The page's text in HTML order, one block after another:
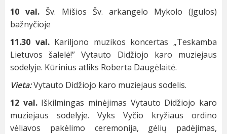
10 val. Šv. Mišios Šv. arkangelo Mykolo (Įgulos)
bažnyčioje
11.30 val.Kariljono muzikos koncertas „Teskamba
Lietuvos šalelė!” Vytauto Didžiojo karo muziejaus
sodelyje. Kūrinius atliks Roberta Daugėlaitė.
Vieta:Vytauto Didžiojo karo muziejaus sodelis.
12 val. Iškilmingas minėjimas Vytauto Didžiojo karo
muziejaus sodelyje. Vyks Vyčio kryžiaus ordino
vėliavos pakėlimo ceremonija, gėlių padėjimas,